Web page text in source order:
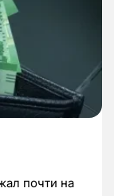
почти на